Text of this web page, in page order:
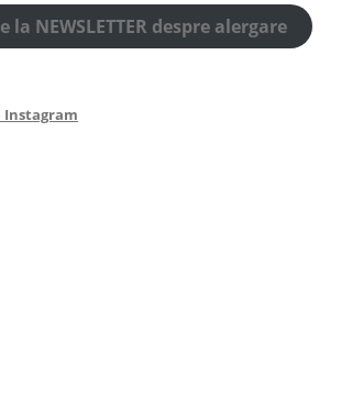
la NEWSLETTER despre alergare
Instagram